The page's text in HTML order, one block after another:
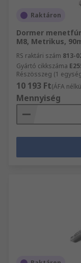
Raktáron
Dormer
M8, Metrikus,
RS raktári szám 813-
Gyártó cikkszáma
Részösszeg (1
10 193 Ft(ÁFA
Mennyiség